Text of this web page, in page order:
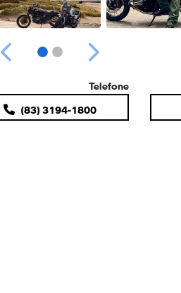
Anterior Próximo
Telefone
(83) 3194-1800